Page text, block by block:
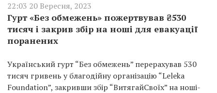
22:03 20 Вересня, 2023
Гурт «Без обмежень» пожертвував ₴530
тисяч і закрив збір на ноші для евакуації
поранених
Український гурт “Без обмежень” перерахував 530
тисяч гривень у благодійну організацію “Leleka
Foundation”, закривши збір “ВитягайСвоїх” на ноші-